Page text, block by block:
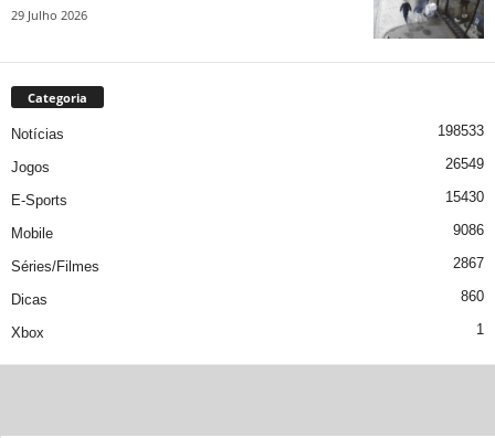
29 Julho 2026
Categoria
Notícias 198533
Jogos 26549
E-Sports 15430
Mobile 9086
Séries/Filmes 2867
Dicas 860
Xbox 1